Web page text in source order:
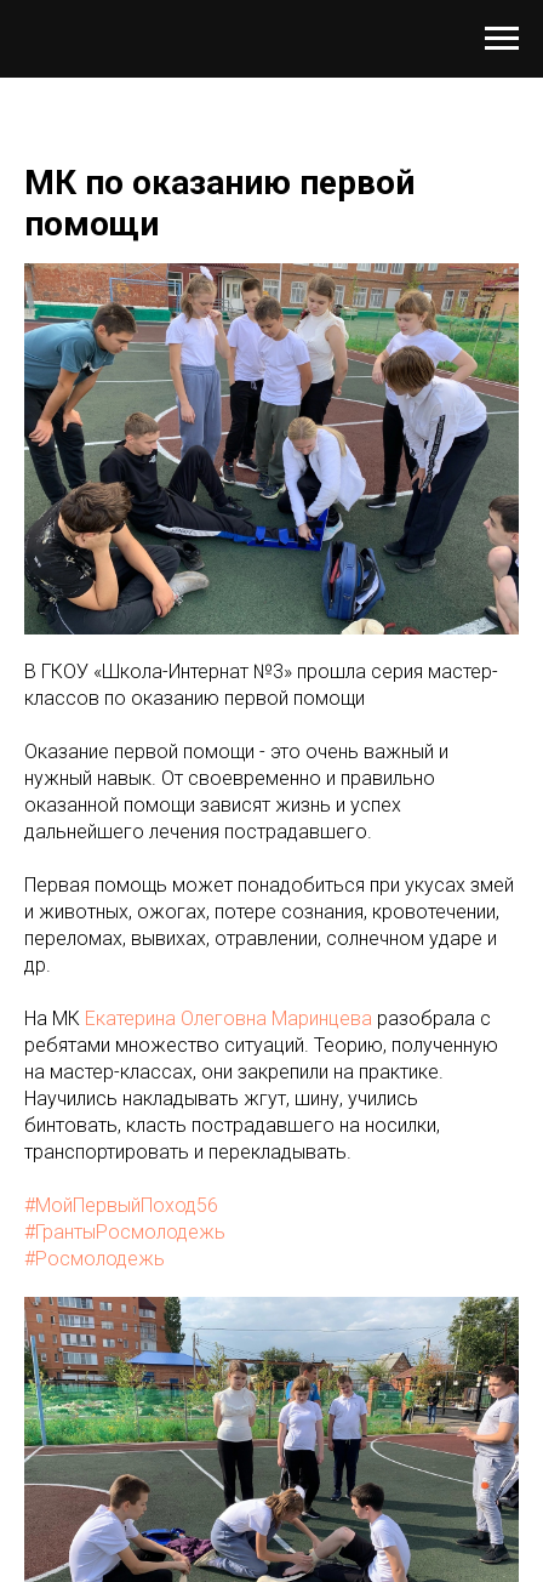
МК по оказанию первой
помощи
В ГКОУ «Школа-Интернат №3» прошла серия мастер-
классов по оказанию первой помощи
Оказание первой помощи - это очень важный и
нужный навык. От своевременно и правильно
оказанной помощи зависят жизнь и успех
дальнейшего лечения пострадавшего.
Первая помощь может понадобиться при укусах змей
и животных, ожогах, потере сознания, кровотечении,
переломах, вывихах, отравлении, солнечном ударе и
др.
На МК Екатерина Олеговна Маринцева разобрала с
ребятами множество ситуаций. Теорию, полученную
на мастер-классах, они закрепили на практике.
Научились накладывать жгут, шину, учились
бинтовать, класть пострадавшего на носилки,
транспортировать и перекладывать.
#МойПервыйПоход56
#ГрантыРосмолодежь
#Росмолодежь